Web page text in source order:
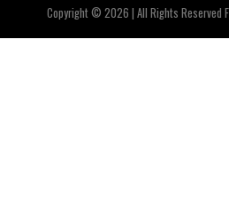
Copyright © 2026 | All Rights Reserved